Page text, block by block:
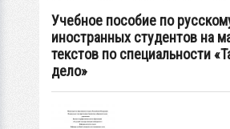
Учебное пособие по
иностранных студентов на
текстов по специальности
дело»